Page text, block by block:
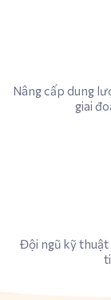
Nâng cấp dung
giai
Đội ngũ kỹ thuật